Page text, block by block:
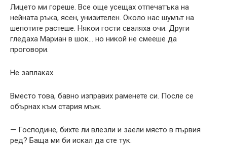
Лицето ми гореше. Все още усещах отпечатъка на
нейната ръка, ясен, унизителен. Около нас шумът на
шепотите растеше. Някои гости сваляха очи. Други
гледаха Мариан в шок… но никой не смееше да
проговори.
Не заплаках.
Вместо това, бавно изправих раменете си. После се
обърнах към стария мъж.
— Господине, бихте ли влезли и заели място в първия
ред? Баща ми би искал да сте тук.